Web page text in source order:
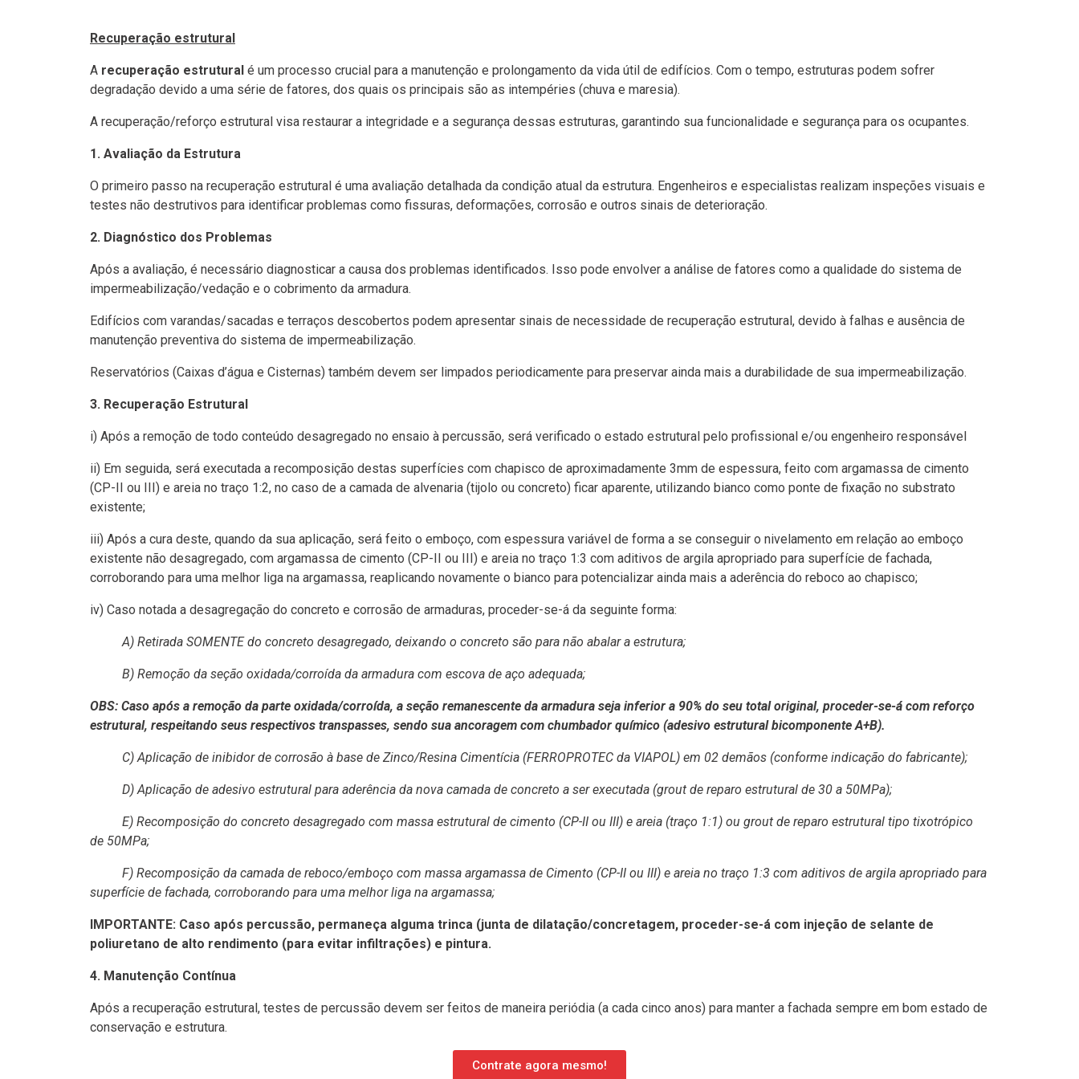
Recuperação estrutural
A recuperação estrutural é um processo crucial para a manutenção e prolongamento da vida útil de edifícios. Com o tempo, estruturas podem sofrer
degradação devido a uma série de fatores, dos quais os principais são as intempéries (chuva e maresia).
A recuperação/reforço estrutural visa restaurar a integridade e a segurança dessas estruturas, garantindo sua funcionalidade e segurança para os ocupantes.
1. Avaliação da Estrutura
O primeiro passo na recuperação estrutural é uma avaliação detalhada da condição atual da estrutura. Engenheiros e especialistas realizam inspeções visuais e
testes não destrutivos para identificar problemas como fissuras, deformações, corrosão e outros sinais de deterioração.
2. Diagnóstico dos Problemas
Após a avaliação, é necessário diagnosticar a causa dos problemas identificados. Isso pode envolver a análise de fatores como a qualidade do sistema de
impermeabilização/vedação e o cobrimento da armadura.
Edifícios com varandas/sacadas e terraços descobertos podem apresentar sinais de necessidade de recuperação estrutural, devido à falhas e ausência de
manutenção preventiva do sistema de impermeabilização.
Reservatórios (Caixas d’água e Cisternas) também devem ser limpados periodicamente para preservar ainda mais a durabilidade de sua impermeabilização.
3. Recuperação Estrutural
i) Após a remoção de todo conteúdo desagregado no ensaio à percussão, será verificado o estado estrutural pelo profissional e/ou engenheiro responsável
ii) Em seguida, será executada a recomposição destas superfícies com chapisco de aproximadamente 3mm de espessura, feito com argamassa de cimento
(CP-II ou III) e areia no traço 1:2, no caso de a camada de alvenaria (tijolo ou concreto) ficar aparente, utilizando bianco como ponte de fixação no substrato
existente;
iii) Após a cura deste, quando da sua aplicação, será feito o emboço, com espessura variável de forma a se conseguir o nivelamento em relação ao emboço
existente não desagregado, com argamassa de cimento (CP-II ou III) e areia no traço 1:3 com aditivos de argila apropriado para superfície de fachada,
corroborando para uma melhor liga na argamassa, reaplicando novamente o bianco para potencializar ainda mais a aderência do reboco ao chapisco;
iv) Caso notada a desagregação do concreto e corrosão de armaduras, proceder-se-á da seguinte forma:
A) Retirada SOMENTE do concreto desagregado, deixando o concreto são para não abalar a estrutura;
B) Remoção da seção oxidada/corroída da armadura com escova de aço adequada;
OBS: Caso após a remoção da parte oxidada/corroída, a seção remanescente da armadura seja inferior a 90% do seu total original, proceder-se-á com reforço
estrutural, respeitando seus respectivos transpasses, sendo sua ancoragem com chumbador químico (adesivo estrutural bicomponente A+B).
C) Aplicação de inibidor de corrosão à base de Zinco/Resina Cimentícia (FERROPROTEC da VIAPOL) em 02 demãos (conforme indicação do fabricante);
D) Aplicação de adesivo estrutural para aderência da nova camada de concreto a ser executada (grout de reparo estrutural de 30 a 50MPa);
E) Recomposição do concreto desagregado com massa estrutural de cimento (CP-II ou III) e areia (traço 1:1) ou grout de reparo estrutural tipo tixotrópico
de 50MPa;
F) Recomposição da camada de reboco/emboço com massa argamassa de Cimento (CP-II ou III) e areia no traço 1:3 com aditivos de argila apropriado para
superfície de fachada, corroborando para uma melhor liga na argamassa;
IMPORTANTE: Caso após percussão, permaneça alguma trinca (junta de dilatação/concretagem, proceder-se-á com injeção de selante de
poliuretano de alto rendimento (para evitar infiltrações) e pintura.
4. Manutenção Contínua
Após a recuperação estrutural, testes de percussão devem ser feitos de maneira periódia (a cada cinco anos) para manter a fachada sempre em bom estado de
conservação e estrutura.
Contrate agora mesmo!